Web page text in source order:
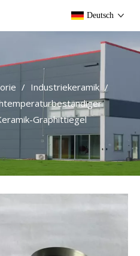
Deutsch
/ Industriekeramik /
Graphittiegel